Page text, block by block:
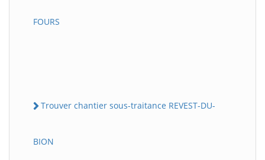
FOURS
Trouver chantier sous-traitance REVEST-DU-
BION